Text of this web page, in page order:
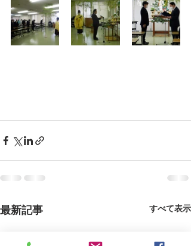
最新記事 すべて表示